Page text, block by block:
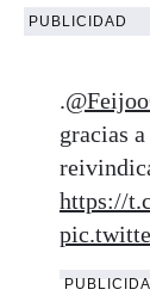
PUBLICIDAD
.
gracias a
https://